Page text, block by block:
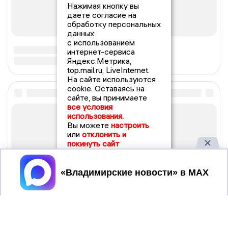
Нажимая кнопку вы
даете согласие на
обработку персональных
данных
с использованием
интернет-сервиса
Яндекс.Метрика,
top.mail.ru, LiveInternet.
На сайте используются
cookie. Оставаясь на
сайте, вы принимаете
все условия
использования.
Вы можете настроить
или отклонить и
покинуть сайт
Принять